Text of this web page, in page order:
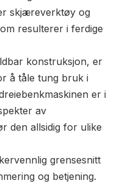
skjæreverktøy og
resulterer i ferdige
konstruksjon, er
å tåle tung bruk i
er i
av
den allsidig for ulike
grensesnitt
og betjening.